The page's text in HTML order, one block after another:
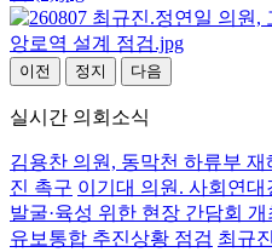
이전 정지 다음
실시간 의회소식
김용찬 의원, 동막천 하류부
진 촉구 이기대 의원. 사회연
발굴·육성 위한 현장 간담회 개
유보통합 추진상황 점검 최규